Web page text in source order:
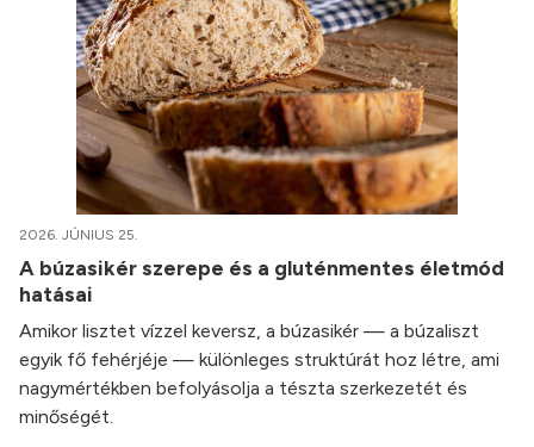
2026. JÚNIUS 25.
A búzasikér szerepe és a gluténmentes életmód
hatásai
Amikor lisztet vízzel keversz, a búzasikér — a búzaliszt
egyik fő fehérjéje — különleges struktúrát hoz létre, ami
nagymértékben befolyásolja a tészta szerkezetét és
minőségét.